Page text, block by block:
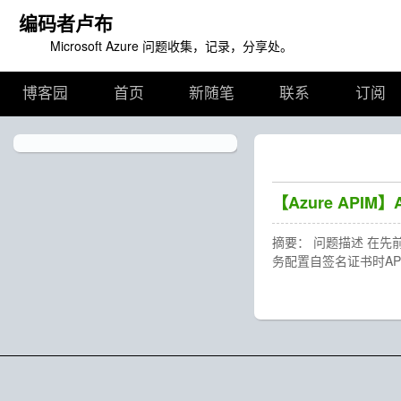
编码者卢布
Microsoft Azure 问题收集，记录，分享处。
博客园 首页 新随笔 联系 订阅
【Azure APIM
摘要： 问题描述 在先
务配置自签名证书时